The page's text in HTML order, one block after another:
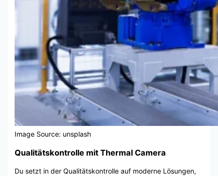
Image Source: unsplash
Qualitätskontrolle mit Thermal Camera
Du setzt in der Qualitätskontrolle auf moderne Lösungen,